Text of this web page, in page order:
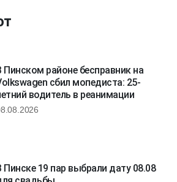
Пинском районе бесправник на
сбил мопедиста: 25-
водитель в реанимации
Пинске 19 пар выбрали дату 08.08